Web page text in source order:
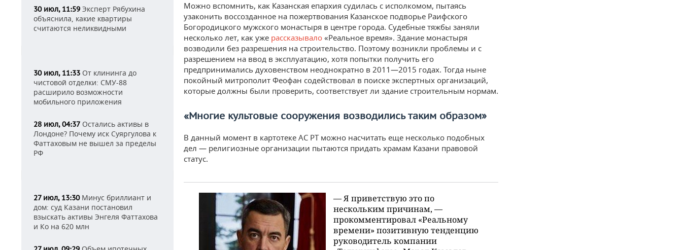
30 июл, 11:59 Эксперт Рябухина
объяснила, какие квартиры
считаются неликвидными
30 июл, 11:33 От клининга до
чистовой отделки: СМУ-88
расширило возможности
мобильного приложения
28 июл, 04:37 Остались активы в
Лондоне? Почему иск Суяргулова к
Фаттаховым не вышел за пределы
РФ
27 июл, 13:30Минус бриллиант и
дом: суд Казани постановил
взыскать активы Энгеля Фаттахова
и Ко на 620 млн
Можно вспомнить, как Казанская епархия судилась с исполкомом, пытаясь
узаконить воссозданное на пожертвования Казанское подворье Раифского
Богородицкого мужского монастыря в центре города. Судебные тяжбы заняли
несколько лет, как уже рассказывало «Реальное время». Здание монастыря
возводили без разрешения на строительство. Поэтому возникли проблемы и с
разрешением на ввод в эксплуатацию, хотя попытки получить его
предпринимались духовенством неоднократно в 2011—2015 годах. Тогда ныне
покойный митрополит Феофан содействовал в поиске экспертных организаций,
которые должны были проверить, соответствует ли здание строительным нормам.
«Многие культовые сооружения возводились таким образом»
В данный момент в картотеке АС РТ можно насчитать еще несколько подобных
дел — религиозные организации пытаются придать храмам Казани правовой
статус.
— Я приветствую это по
нескольким причинам, —
прокомментировал «Реальному
времени» позитивную тенденцию
руководитель компании